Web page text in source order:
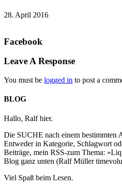
28. April 2016
Facebook
Leave A Response
You must be logged in to post a
BLOG
Hallo, Ralf hier.
Die SUCHE nach einem bestimmten
Entweder in Kategorie, Schlagwort
Beiträge, mein RSS-zum Thema:
Blog ganz unten (Ralf Müller
Viel Spaß beim Lesen.